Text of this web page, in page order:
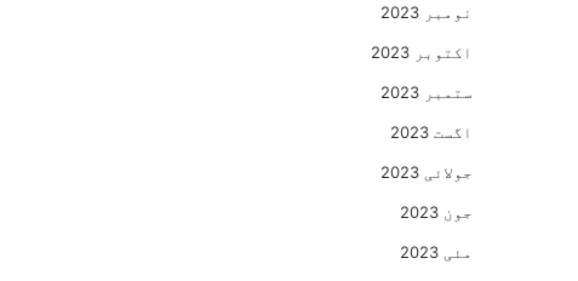
نومبر 2023
اکتوبر 2023
ستمبر 2023
اگست 2023
جولائی 2023
جون 2023
مئی 2023